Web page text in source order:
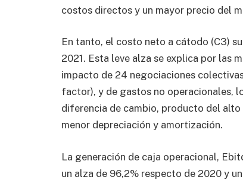
costos directos y un mayor precio del
En tanto, el costo neto a cátodo (C3)
2021. Esta leve alza se explica por las
impacto de 24 negociaciones
factor), y de gastos no operacionales,
diferencia de cambio, producto del
menor depreciación y amortización.
La generación de caja operacional,
un alza de 96,2% respecto de 2020 y